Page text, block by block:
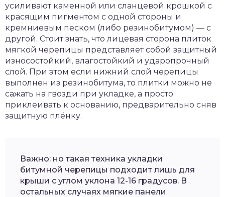
усиливают каменной или сланцевой крошкой с
красящим пигментом с одной стороны и
кремниевым песком (либо резинобитумом) — с
другой. Стоит знать, что лицевая сторона плиток
мягкой черепицы представляет собой защитный
износостойкий, влагостойкий и ударопрочный
слой. При этом если нижний слой черепицы
выполнен из резинобитума, то плитки можно не
сажать на гвозди при укладке, а просто
приклеивать к основанию, предварительно сняв
защитную плёнку.
Важно: но такая техника укладки
битумной черепицы подходит лишь для
крыши с углом уклона 12-16 градусов. В
остальных случаях мягкие панели